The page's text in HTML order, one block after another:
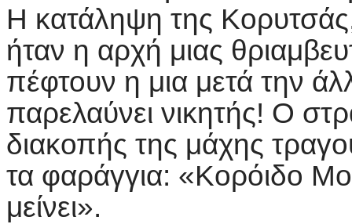
Η κατάληψη της
ήταν η αρχή μιας
πέφτουν η μια μετά την
παρελαύνει νικητής! Ο
διακοπής της μάχης
τα φαράγγια: «Κορόιδο
μείνει».